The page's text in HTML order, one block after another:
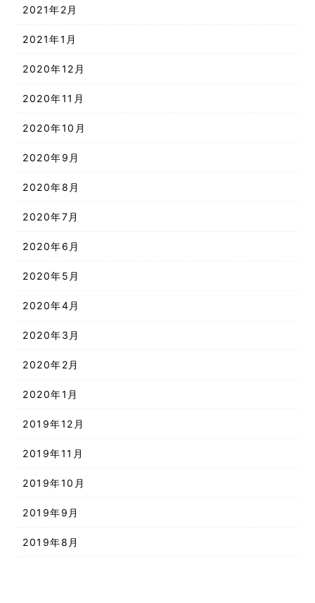
2021年2月
2021年1月
2020年12月
2020年11月
2020年10月
2020年9月
2020年8月
2020年7月
2020年6月
2020年5月
2020年4月
2020年3月
2020年2月
2020年1月
2019年12月
2019年11月
2019年10月
2019年9月
2019年8月